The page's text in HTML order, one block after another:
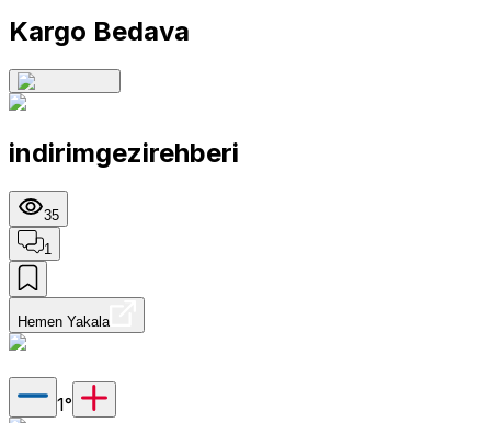
Kargo Bedava
indirimgezirehberi
35
1
Hemen Yakala
1°